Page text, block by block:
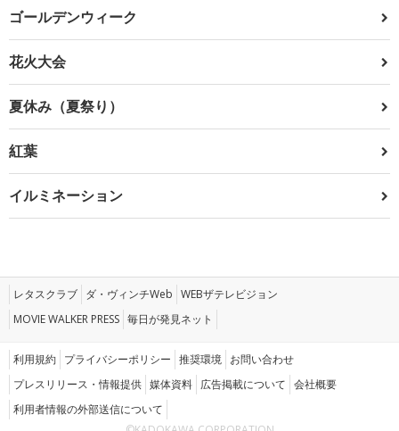
ゴールデンウィーク
花火大会
夏休み（夏祭り）
紅葉
イルミネーション
レタスクラブ ダ・ヴィンチWeb WEBザテレビジョン
MOVIE WALKER PRESS 毎日が発見ネット
利用規約 プライバシーポリシー 推奨環境 お問い合わせ
プレスリリース・情報提供 媒体資料 広告掲載について 会社概要
利用者情報の外部送信について